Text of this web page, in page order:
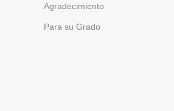
Agradecimiento
Para su Grado